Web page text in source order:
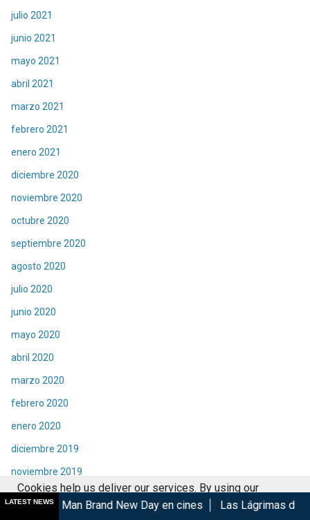
julio 2021
junio 2021
mayo 2021
abril 2021
marzo 2021
febrero 2021
enero 2021
diciembre 2020
noviembre 2020
octubre 2020
septiembre 2020
agosto 2020
julio 2020
junio 2020
mayo 2020
abril 2020
marzo 2020
febrero 2020
enero 2020
diciembre 2019
noviembre 2019
octubre 2019
LATEST NEWS
New Day en cines Las Lágrimas de Bael gana en el GIFF
Cookies help us deliver our services. By using our
services, you agree to our use of cookies.
Got it